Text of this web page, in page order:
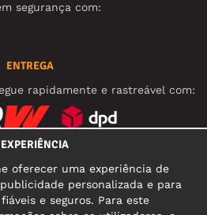
segurança com:
ENTREGA
rapidamente e rastreável com:
oferecer uma experiência de
personalizada e para
e seguros. Para este